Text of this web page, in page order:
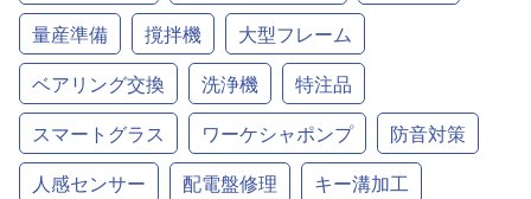
量産準備
撹拌機
大型フレーム
ベアリング交換
洗浄機
特注品
スマートグラス
ワーケシャポンプ
防音対策
人感センサー
配電盤修理
キー溝加工